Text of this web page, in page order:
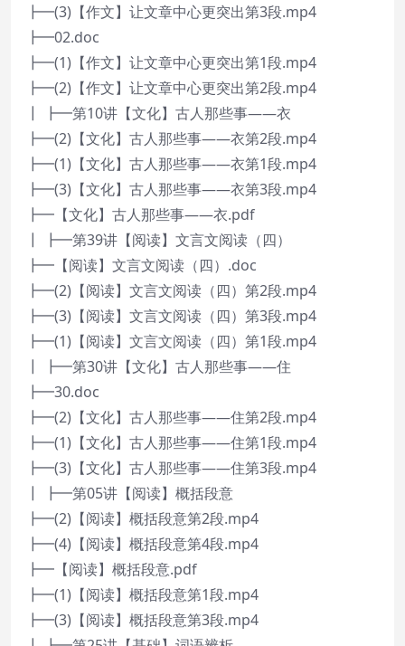
┣━(3)【作文】让文章中心更突出第3段.mp4
┣━02.doc
┣━(1)【作文】让文章中心更突出第1段.mp4
┣━(2)【作文】让文章中心更突出第2段.mp4
┃ ┣━第10讲【文化】古人那些事——衣
┣━(2)【文化】古人那些事——衣第2段.mp4
┣━(1)【文化】古人那些事——衣第1段.mp4
┣━(3)【文化】古人那些事——衣第3段.mp4
┣━【文化】古人那些事——衣.pdf
┃ ┣━第39讲【阅读】文言文阅读（四）
┣━【阅读】文言文阅读（四）.doc
┣━(2)【阅读】文言文阅读（四）第2段.mp4
┣━(3)【阅读】文言文阅读（四）第3段.mp4
┣━(1)【阅读】文言文阅读（四）第1段.mp4
┃ ┣━第30讲【文化】古人那些事——住
┣━30.doc
┣━(2)【文化】古人那些事——住第2段.mp4
┣━(1)【文化】古人那些事——住第1段.mp4
┣━(3)【文化】古人那些事——住第3段.mp4
┃ ┣━第05讲【阅读】概括段意
┣━(2)【阅读】概括段意第2段.mp4
┣━(4)【阅读】概括段意第4段.mp4
┣━【阅读】概括段意.pdf
┣━(1)【阅读】概括段意第1段.mp4
┣━(3)【阅读】概括段意第3段.mp4